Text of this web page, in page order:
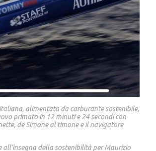
italiana, alimentata da carburante sostenibile,
primato in 12 minuti e 24 secondi con
de Simone al timone e il navigatore
all’insegna della sostenibilità per Maurizio